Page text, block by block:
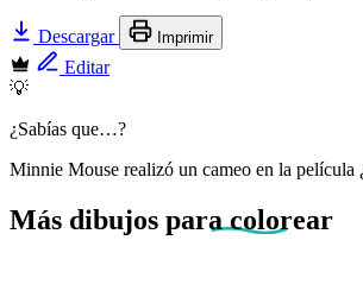
Descargar Imprimir
Editar
💡
¿Sabías que…?
Minnie Mouse realizó un cameo en la película
Más dibujos para colorear